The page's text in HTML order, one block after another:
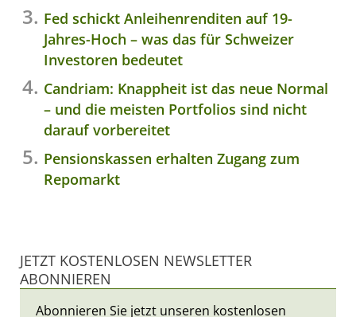
Fed schickt Anleihenrenditen auf 19-
Jahres-Hoch – was das für Schweizer
Investoren bedeutet
Candriam: Knappheit ist das neue Normal
– und die meisten Portfolios sind nicht
darauf vorbereitet
Pensionskassen erhalten Zugang zum
Repomarkt
JETZT KOSTENLOSEN NEWSLETTER
ABONNIEREN
Abonnieren Sie jetzt unseren kostenlosen